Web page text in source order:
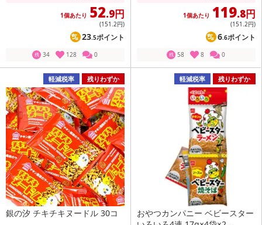
1個あたり 52.9円
(151 .2円)
23.5ポイント
残 34 128 0
1個あたり 119.8円
(151 .2円)
6.6ポイント
残 58 8 0
軽減税率 残りわずか
銀の汐 チキチキヌードル 30コ
軽減税率 残りわずか
おやつカンパニー ベビースター